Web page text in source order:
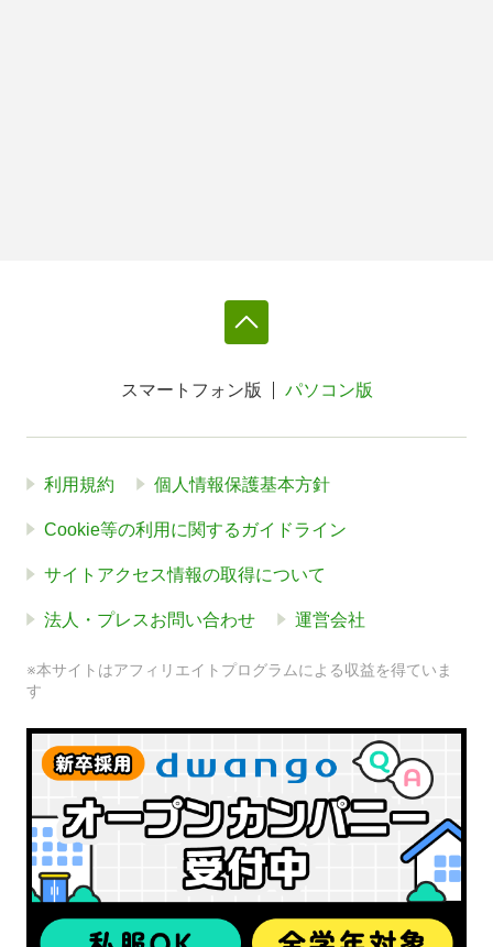
スマートフォン版 パソコン版
利用規約 個人情報保護基本方針
Cookie等の利用に関するガイドライン
サイトアクセス情報の取得について
法人・プレスお問い合わせ 運営会社
※本サイトはアフィリエイトプログラムによる収益を得ていま
す